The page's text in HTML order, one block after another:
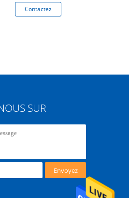
Contactez
SUR
Envoyez